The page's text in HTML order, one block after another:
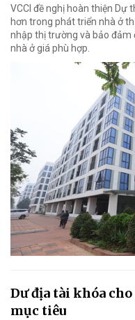
VCCI đề nghị hoàn thiện Dự
hơn trong phát triển nhà ở
nhập thị trường và bảo
nhà ở giá phù hợp.
Dư địa tài khóa
mục tiêu